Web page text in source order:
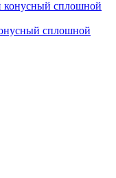
сплошной